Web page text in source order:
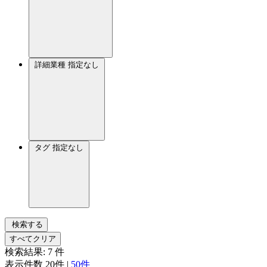
詳細業種 指定なし
タグ 指定なし
検索する
すべてクリア
検索結果: 7 件
表示件数 20件 | 50件